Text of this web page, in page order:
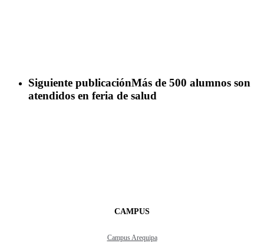
Siguiente publicaciónMás de 500 alumnos son
atendidos en feria de salud
CAMPUS
Campus Arequipa